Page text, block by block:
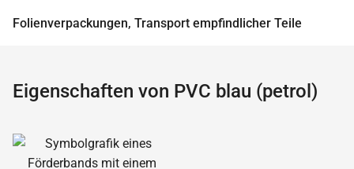
Folienverpackungen, Transport empfindlicher Teile
Eigenschaften von PVC blau (petrol)